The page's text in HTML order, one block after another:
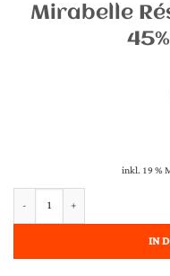
Mirabelle
inkl. 19 %
Nusbaumer Eau de Vie de Mirabelle
IN